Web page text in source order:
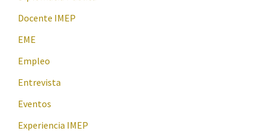
Docente IMEP
EME
Empleo
Entrevista
Eventos
Experiencia IMEP